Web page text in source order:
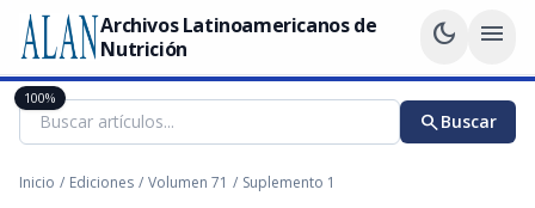
Archivos Latinoamericanos de
Nutrición
dark_mode menu
searchBuscar
Inicio / Ediciones / Volumen 71 / Suplemento 1
100%